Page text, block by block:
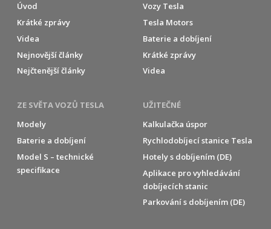
Úvod
Krátké zprávy
Videa
Nejnovější články
Nejčtenější články
Vozy Tesla
Tesla Motors
Baterie a dobíjení
Krátké zprávy
Videa
ZE SVĚTA VOZŮ TESLA
Modely
Baterie a dobíjení
Model S – technické
specifikace
UŽITEČNÉ
Kalkulačka úspor
Rychlodobíjecí stanice Tesla
Hotely s dobíjením (DE)
Aplikace pro vyhledávání
dobíjecích stanic
Parkování s dobíjením (DE)